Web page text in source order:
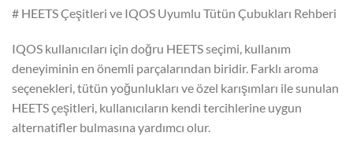
# HEETS Çeşitleri ve IQOS Uyumlu Tütün Çubukları Rehberi
IQOS kullanıcıları için doğru HEETS seçimi, kullanım
deneyiminin en önemli parçalarından biridir. Farklı aroma
seçenekleri, tütün yoğunlukları ve özel karışımları ile sunulan
HEETS çeşitleri, kullanıcıların kendi tercihlerine uygun
alternatifler bulmasına yardımcı olur.